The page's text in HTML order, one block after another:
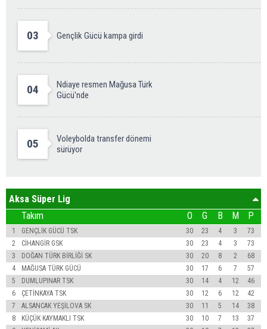
03 Gençlik Gücü kampa girdi
04
Ndiaye resmen Mağusa Türk
Gücü'nde
05
Voleybolda transfer dönemi
sürüyor
Aksa Süper Lig
Takım
O G B M P
1 GENÇLİK GÜCÜ TSK 30 23 4 3
73
2
CİHANGİR GSK 30 23 4 3
73
3
DOĞAN TÜRK BİRLİĞİ SK 30 20 8 2
68
4
MAĞUSA TÜRK GÜCÜ 30 17 6 7
57
5
DUMLUPINAR TSK 30 14 4 12
46
6
ÇETİNKAYA TSK 30 12 6 12
42
7
ALSANCAK YEŞİLOVA SK 30 11 5 14
38
8
KÜÇÜK KAYMAKLI TSK 30 10 7 13
37